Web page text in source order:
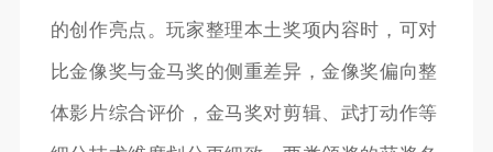
的创作亮点。玩家整理本土奖项内容时，可对
比金像奖与金马奖的侧重差异，金像奖偏向整
体影片综合评价，金马奖对剪辑、武打动作等